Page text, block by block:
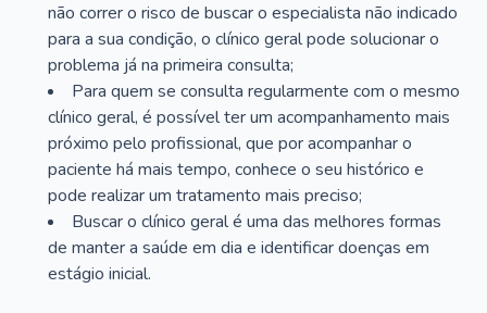
não correr o risco de buscar o especialista não indicado
para a sua condição, o clínico geral pode solucionar o
problema já na primeira consulta;
Para quem se consulta regularmente com o mesmo
clínico geral, é possível ter um acompanhamento mais
próximo pelo profissional, que por acompanhar o
paciente há mais tempo, conhece o seu histórico e
pode realizar um tratamento mais preciso;
Buscar o clínico geral é uma das melhores formas
de manter a saúde em dia e identificar doenças em
estágio inicial.